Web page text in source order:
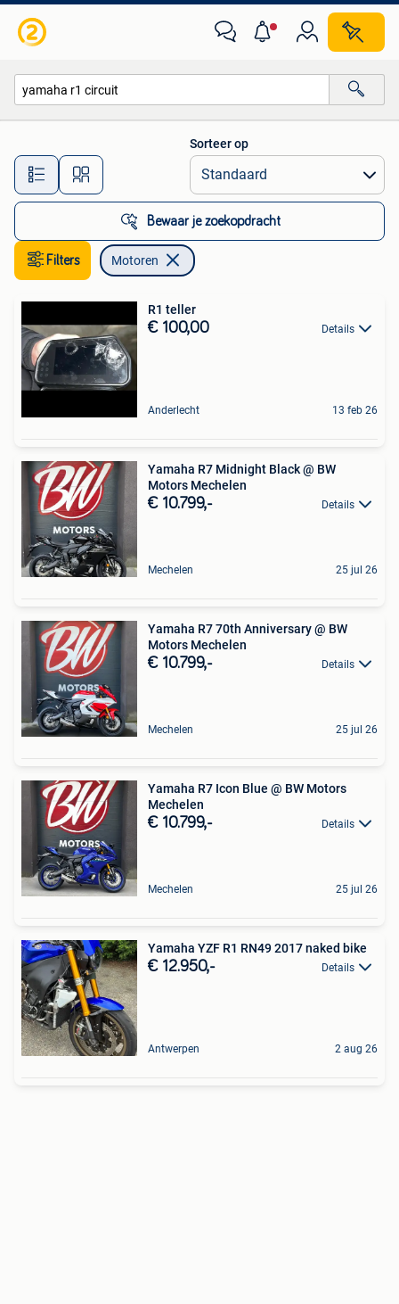
Alle afstanden…
Sorteer op
Bewaar je zoekopdracht
Filters Motoren
R1 teller
€ 100,00 Details
Anderlecht 13 feb 26
Yamaha R7 Midnight Black @ BW
Motors Mechelen
€ 10.799,- Details
Mechelen 25 jul 26
Yamaha R7 70th Anniversary @ BW
Motors Mechelen
€ 10.799,- Details
Mechelen 25 jul 26
Yamaha R7 Icon Blue @ BW Motors
Mechelen
€ 10.799,- Details
Mechelen 25 jul 26
Yamaha YZF R1 RN49 2017 naked bike
€ 12.950,- Details
Antwerpen 2 aug 26